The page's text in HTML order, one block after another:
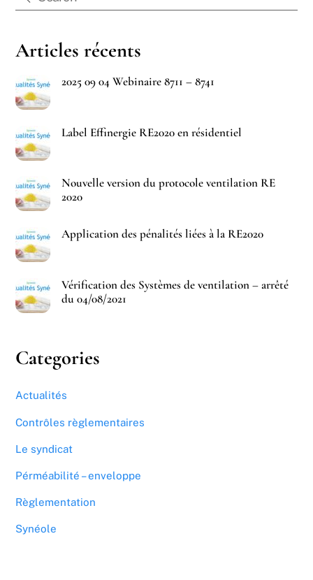
Articles récents
2025 09 04 Webinaire 8711 – 8741
Label Effinergie RE2020 en résidentiel
Nouvelle version du protocole ventilation RE
2020
Application des pénalités liées à la RE2020
Vérification des Systèmes de ventilation – arrêté
du 04/08/2021
Categories
Actualités
Contrôles règlementaires
Le syndicat
Pérméabilité – enveloppe
Règlementation
Synéole